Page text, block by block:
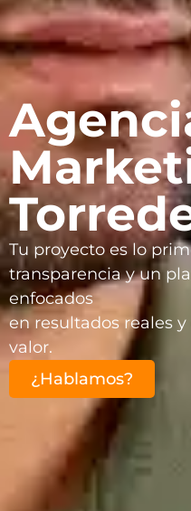
Tu proyecto es lo
transparencia y un
enfocados
en resultados reales
valor.
¿Hablamos?